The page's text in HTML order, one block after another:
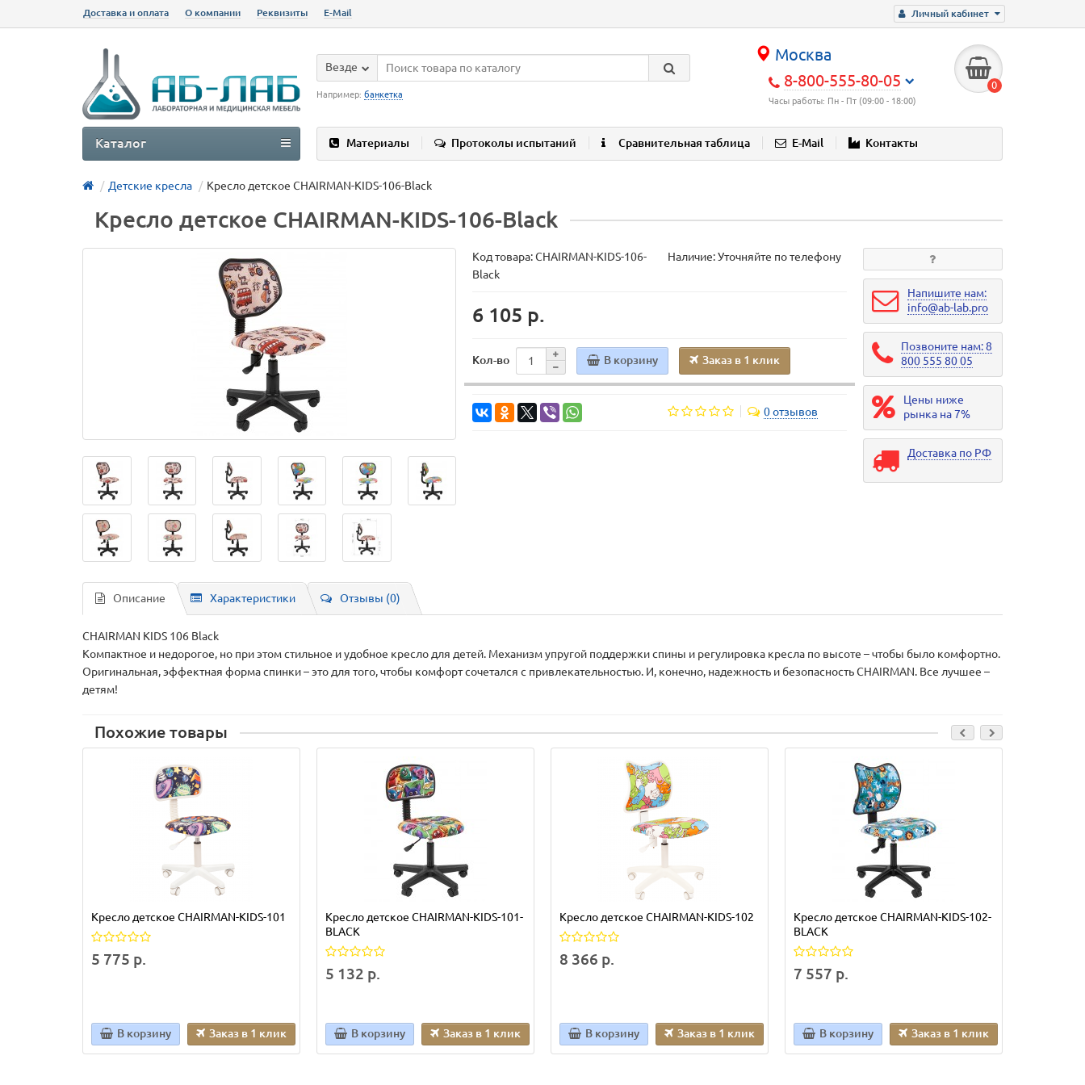
Личный кабинет
Доставка и оплата О компании Реквизиты E-Mail
Москва
8-800-555-80-05
Часы работы: Пн - Пт (09:00 - 18:00)
0
Везде
Например: банкетка
Материалы Протоколы испытаний Сравнительная таблица E-Mail Контакты
Каталог
Детские кресла Кресло детское CHAIRMAN-KIDS-106-Black
Кресло детское CHAIRMAN-KIDS-106-Black
Код товара:CHAIRMAN-KIDS-106-
Black
Наличие: Уточняйте по телефону
6 105 р.
Кол-во В корзину Заказ в 1 клик
0 отзывов
Напишите нам:
info@ab-lab.pro
Позвоните нам: 8
800 555 80 05
Цены ниже
рынка на 7%
Доставка по РФ
Описание Характеристики Отзывы (0)
CHAIRMAN KIDS 106 Black
Компактное и недорогое, но при этом стильное и удобное кресло для детей. Механизм упругой поддержки спины и регулировка кресла по высоте – чтобы было комфортно.
Оригинальная, эффектная форма спинки – это для того, чтобы комфорт сочетался с привлекательностью. И, конечно, надежность и безопасность CHAIRMAN. Все лучшее –
детям!
Похожие товары
Кресло детское CHAIRMAN-KIDS-101
5 775 р.
В корзину Заказ в 1 клик
Кресло детское CHAIRMAN-KIDS-101-
BLACK
5 132 р.
В корзину Заказ в 1 клик
Кресло детское CHAIRMAN-KIDS-102
8 366 р.
В корзину Заказ в 1 клик
Кресло детское CHAIRMAN-KIDS-102-
BLACK
7 557 р.
В корзину Заказ в 1 клик